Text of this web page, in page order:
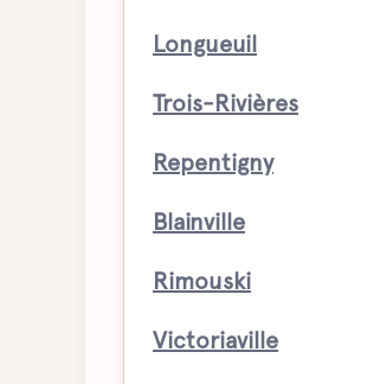
Longueuil
Trois-Rivières
Repentigny
Blainville
Rimouski
Victoriaville